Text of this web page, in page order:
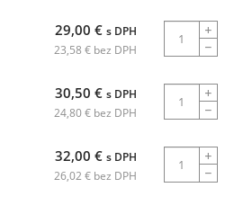
29,00 € s DPH
23,58 € bez DPH
30,50 € s DPH
24,80 € bez DPH
32,00 € s DPH
26,02 € bez DPH